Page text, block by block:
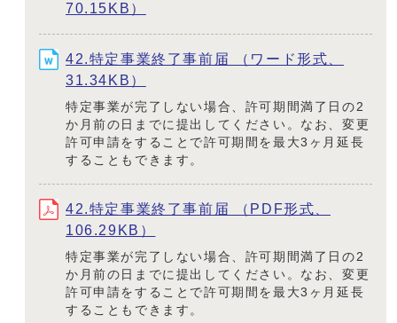
70.15KB）
42.特定事業終了事前届 （ワード形式、
31.34KB）
特定事業が完了しない場合、許可期間満了日の2
か月前の日までに提出してください。なお、変更
許可申請をすることで許可期間を最大3ヶ月延長
することもできます。
42.特定事業終了事前届 （PDF形式、
106.29KB）
特定事業が完了しない場合、許可期間満了日の2
か月前の日までに提出してください。なお、変更
許可申請をすることで許可期間を最大3ヶ月延長
することもできます。